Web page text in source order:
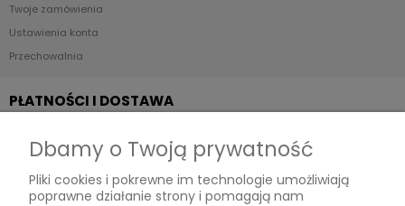
Twoje zamówienia
Ustawienia konta
Przechowalnia
PŁATNOŚCI I DOSTAWA
Formy płatności
Czas i koszty dostawy
Dbamy o Twoją prywatność
Pliki cookies i pokrewne im technologie umożliwiają
poprawne działanie strony i pomagają nam